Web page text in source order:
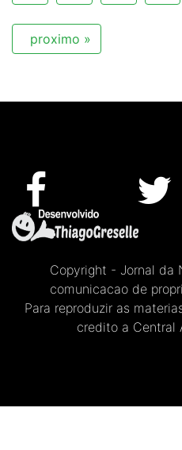
proximo »
Copyright - Jornal da
comunicacao de
Para reproduzir as
credito a Central